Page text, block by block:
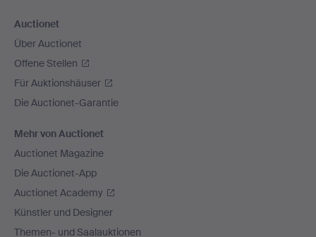
Auctionet
Über Auctionet
Offene Stellen
Für Auktionshäuser
Die Auctionet-Garantie
Mehr von Auctionet
Auctionet Magazine
Die Auctionet-App
Auctionet Academy
Künstler und Designer
Themen- und Saalauktionen